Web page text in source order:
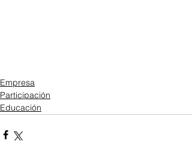
Empresa
Participación
Educación